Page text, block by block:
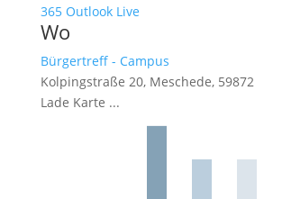
365 Outlook Live
Wo
Bürgertreff - Campus
Kolpingstraße 20, Meschede, 59872
Lade Karte ...